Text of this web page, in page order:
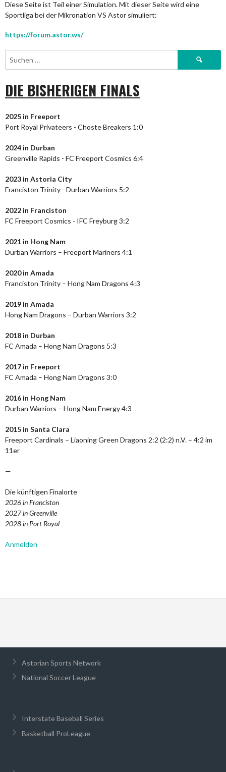
Diese Seite ist Teil einer Simulation. Mit dieser Seite wird eine
Sportliga bei der Mikronation VS Astor simuliert:
https://forum.astor.ws/
Suchen
DIE BISHERIGEN FINALS
2025 in Freeport
Port Royal Privateers - Choste Breakers 1:0
2024 in Durban
Greenville Rapids - FC Freeport Cosmics 6:4
2023 in Astoria City
Franciston Trinity - Durban Warriors 5:2
2022 in Franciston
FC Freeport Cosmics - IFC Freyburg 3:2
2021 in Hong Nam
Durban Warriors – Freeport Mariners 4:1
2020 in Amada
Franciston Trinity – Hong Nam Dragons 4:3
2019 in Amada
Hong Nam Dragons – Durban Warriors 3:2
2018 in Durban
FC Amada – Hong Nam Dragons 5:3
2017 in Freeport
FC Amada – Hong Nam Dragons 3:0
2016 in Hong Nam
Durban Warriors – Hong Nam Energy 4:3
2015 in Santa Clara
Freeport Cardinals – Liaoning Green Dragons 2:2 (2:2) n.V. – 4:2 im
11er
—
Die künftigen Finalorte
2026 in Franciston
2027 in Greenville
2028 in Port Royal
Anmelden
Astorian Sports Network
National Soccer League
Interstate Baseball Series
Basketball ProLeague